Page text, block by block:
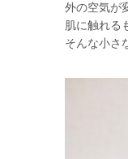
外の空気が
肌に触れる
そんな小さ